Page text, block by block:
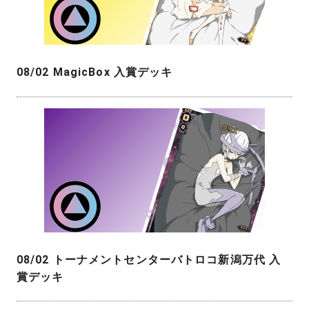
08/02 MagicBox 入賞デッキ
08/02 トーナメントセンターバトロコ新潟万代 入
賞デッキ